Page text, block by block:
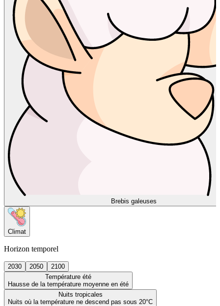
Brebis galeuses
Climat
Horizon temporel
2030 2050
2100
Température été
Hausse de la température moyenne en été
Nuits tropicales
Nuits où la température ne descend pas sous 20°C